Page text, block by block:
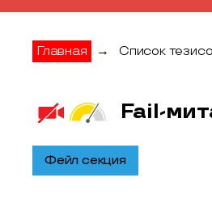
Главная → Список
Fail-
Фейл секция